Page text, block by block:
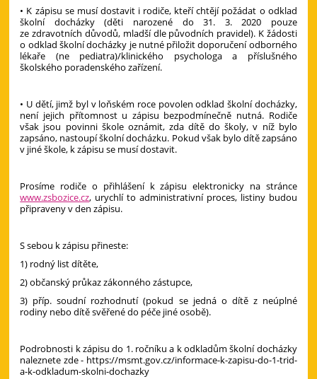
• K zápisu se musí dostavit i rodiče, kteří chtějí požádat o odklad
školní docházky (děti narozené do 31. 3. 2020 pouze
ze zdravotních důvodů, mladší dle původních pravidel). K žádosti
o odklad školní docházky je nutné přiložit doporučení odborného
lékaře (ne pediatra)/klinického psychologa a příslušného
školského poradenského zařízení.
• U dětí, jimž byl v loňském roce povolen odklad školní docházky,
není jejich přítomnost u zápisu bezpodmínečně nutná. Rodiče
však jsou povinni škole oznámit, zda dítě do školy, v níž bylo
zapsáno, nastoupí školní docházku. Pokud však bylo dítě zapsáno
v jiné škole, k zápisu se musí dostavit.
Prosíme rodiče o přihlášení k zápisu elektronicky na stránce
www.zsbozice.cz, urychlí to administrativní proces, listiny budou
připraveny v den zápisu.
S sebou k zápisu přineste:
1) rodný list dítěte,
2) občanský průkaz zákonného zástupce,
3) příp. soudní rozhodnutí (pokud se jedná o dítě z neúplné
rodiny nebo dítě svěřené do péče jiné osobě).
Podrobnosti k zápisu do 1. ročníku a k odkladům školní docházky
naleznete zde - https://msmt.gov.cz/informace-k-zapisu-do-1-trid-
a-k-odkladum-skolni-dochazky